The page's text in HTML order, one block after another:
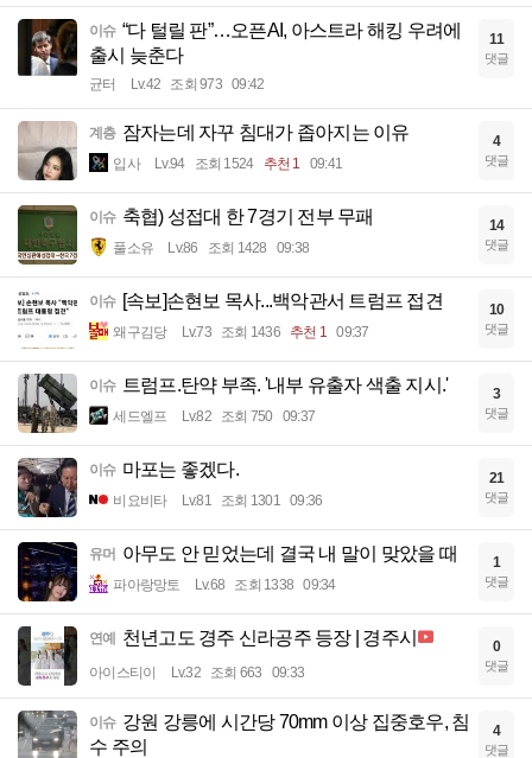
이슈 “다 털릴 판”…오픈AI, 아스트라 해킹 우려에
출시 늦춘다
균터 Lv.42 조회 973 09:42
11
댓글
계층 잠자는데 자꾸 침대가 좁아지는 이유
입사 Lv.94 조회 1524 추천 1 09:41
4
댓글
이슈 축협) 성접대 한 7경기 전부 무패
풀소유 Lv.86 조회 1428 09:38
14
댓글
이슈 [속보]손현보 목사...백악관서 트럼프 접견
왜구김당 Lv.73 조회 1436 추천 1 09:37
10
댓글
이슈 트럼프.탄약 부족. '내부 유출자 색출 지시.'
세드엘프 Lv.82 조회 750 09:37
3
댓글
이슈 마포는 좋겠다.
비요비타 Lv.81 조회 1301 09:36
21
댓글
유머 아무도 안 믿었는데 결국 내 말이 맞았을 때
파아랑망토 Lv.68 조회 1338 09:34
1
댓글
연예 천년고도 경주 신라공주 등장 | 경주시
아이스티이 Lv.32 조회 663 09:33
0
댓글
이슈 강원 강릉에 시간당 70mm 이상 집중호우, 침
수 주의
4
댓글